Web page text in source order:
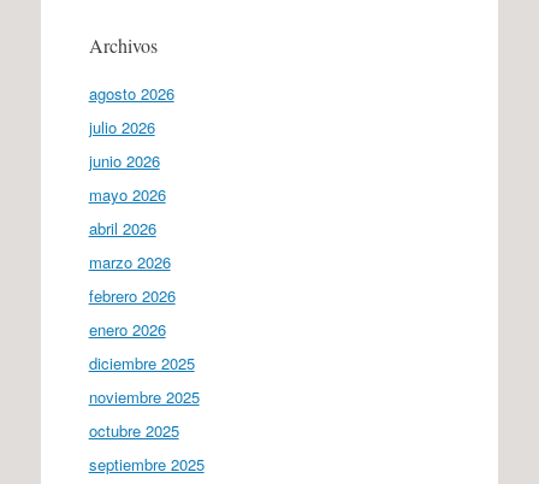
Archivos
agosto 2026
julio 2026
junio 2026
mayo 2026
abril 2026
marzo 2026
febrero 2026
enero 2026
diciembre 2025
noviembre 2025
octubre 2025
septiembre 2025